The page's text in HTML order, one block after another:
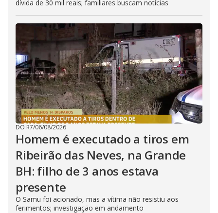
dívida de 30 mil reais; familiares buscam notícias
DO R7/06/08/2026
Homem é executado a tiros em
Ribeirão das Neves, na Grande
BH: filho de 3 anos estava
presente
O Samu foi acionado, mas a vítima não resistiu aos
ferimentos; investigação em andamento